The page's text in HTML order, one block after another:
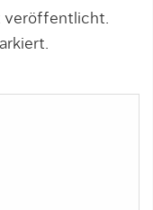
veröffentlicht.